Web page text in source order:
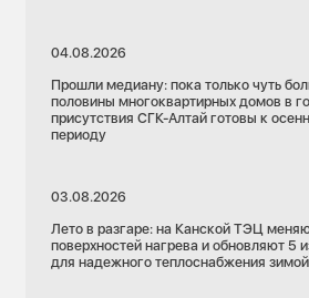
04.08.2026
Прошли медиану: пока только чуть
половины многоквартирных домов в
присутствия СГК-Алтай готовы к
периоду
03.08.2026
Лето в разгаре: на Канской ТЭЦ
поверхностей нагрева и обновляют 5
для надежного теплоснабжения зимой
20.02.2026
Надо ли передавать
учета, если в